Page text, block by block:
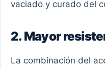
vaciado y curado del
2. Mayor
La combinación del